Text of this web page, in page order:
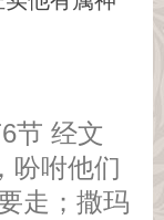
节 经文
吩咐他们
走；撒玛